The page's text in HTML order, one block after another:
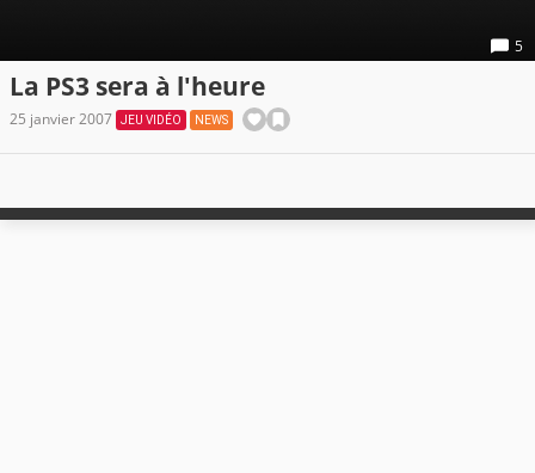
5
La PS3 sera à l'heure
25 janvier 2007 JEU VIDÉO NEWS